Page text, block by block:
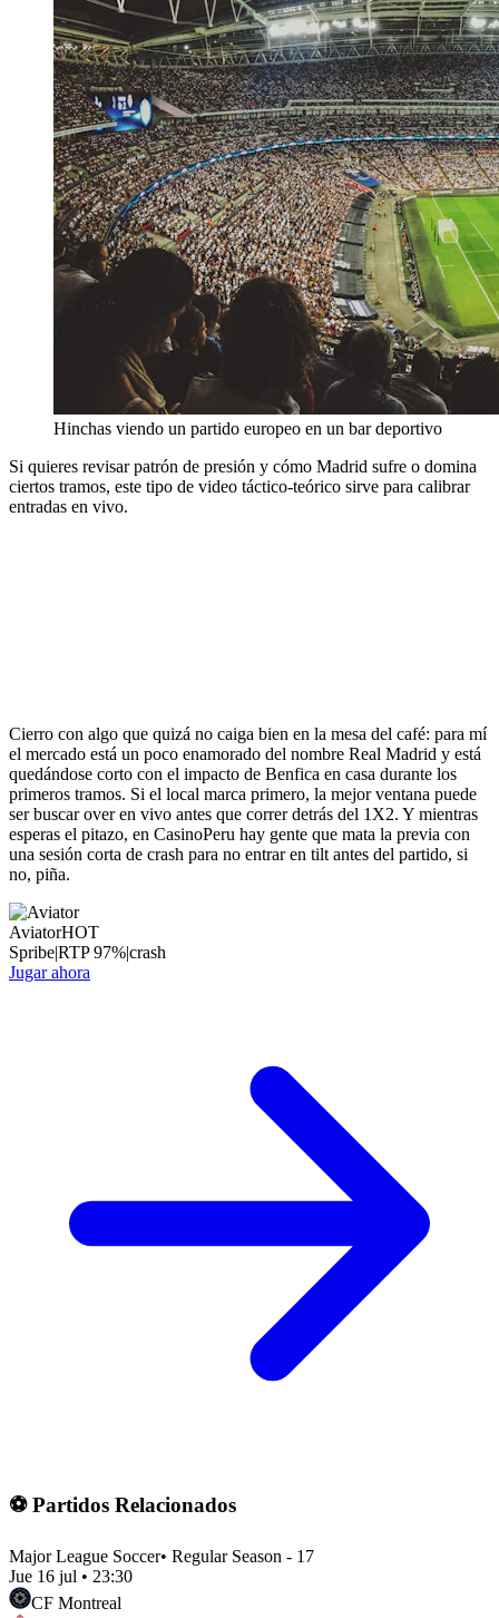
Hinchas viendo un partido europeo en un bar deportivo
Si quieres revisar patrón de presión y cómo Madrid sufre o domina
ciertos tramos, este tipo de video táctico-teórico sirve para calibrar
entradas en vivo.
Cierro con algo que quizá no caiga bien en la mesa del café: para mí
el mercado está un poco enamorado del nombre Real Madrid y está
quedándose corto con el impacto de Benfica en casa durante los
primeros tramos. Si el local marca primero, la mejor ventana puede
ser buscar over en vivo antes que correr detrás del 1X2. Y mientras
esperas el pitazo, en CasinoPeru hay gente que mata la previa con
una sesión corta de crash para no entrar en tilt antes del partido, si
no, piña.
AviatorHOT
Spribe|RTP97%|crash
Jugar ahora
⚽ Partidos Relacionados
Major League Soccer• Regular Season - 17
Jue 16 jul • 23:30
CF Montreal